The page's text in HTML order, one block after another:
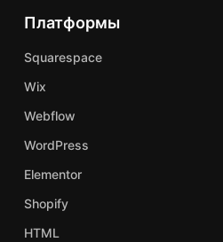
Платформы
Squarespace
Wix
Webflow
WordPress
Elementor
Shopify
HTML